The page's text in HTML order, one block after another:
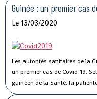
commercialisation de
cause de la crise sanitaire qui
Guinée : un premier cas
Le 13/03/2020
Les autorités sanitaires de la
un premier cas de Covid-19.
guinéen de la Santé, la
il y a une semaine. « Elle a